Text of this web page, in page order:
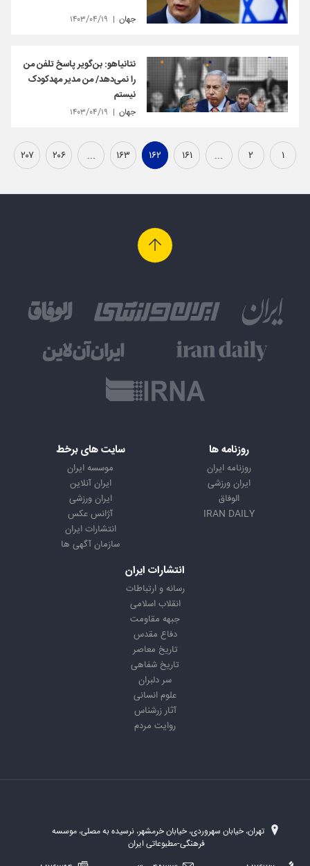
جهان ۱۴۰۳/۰۴/۱۹
نتانیاهو: بن‌گویر پاسخ تلفن من
را نمی‌دهد/ من مدیر مهدکودک
نیستم
جهان ۱۴۰۳/۰۴/۱۹
۱ ۲ ... ۱۶۱ ۱۶۲ ۱۶۳ ... ۲۰۶ ۲۰۷
روزنامه ها
روزنامه ایران
ایران ورزشی
الوفاق
IRAN DAILY
سایت های برخط
موسسه ایران
ایران آنلاین
ایران ورزشی
آژانس عکس
انتشارات ایران
سازمان آگهی ها
انتشارات ایران
رسانه و ارتباطات
انقلاب اسلامی
جبهه مقاومت
دفاع مقدس
تاریخ معاصر
تاریخ شفاهی
سر دلبران
علوم انسانی
آثار زرشناس
روایت مردم
تهران، خیابان سهروردی، خیابان خرمشهر، نرسیده به مصلی، موسسه
فرهنگی-مطبوعاتی ایران